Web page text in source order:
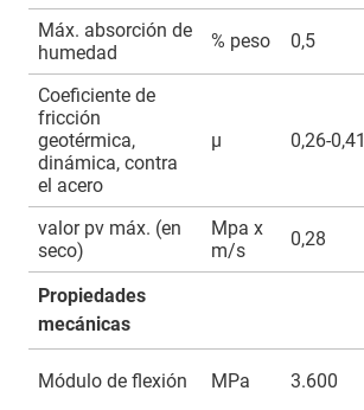
Máx. absorción de
humedad
% peso 0,5
Coeficiente de
fricción
geotérmica,
dinámica, contra
el acero
µ 0,26-0,41
valor pv máx. (en
seco)
Mpa x
m/s
0,28
Propiedades
mecánicas
Módulo de flexión MPa 3.600